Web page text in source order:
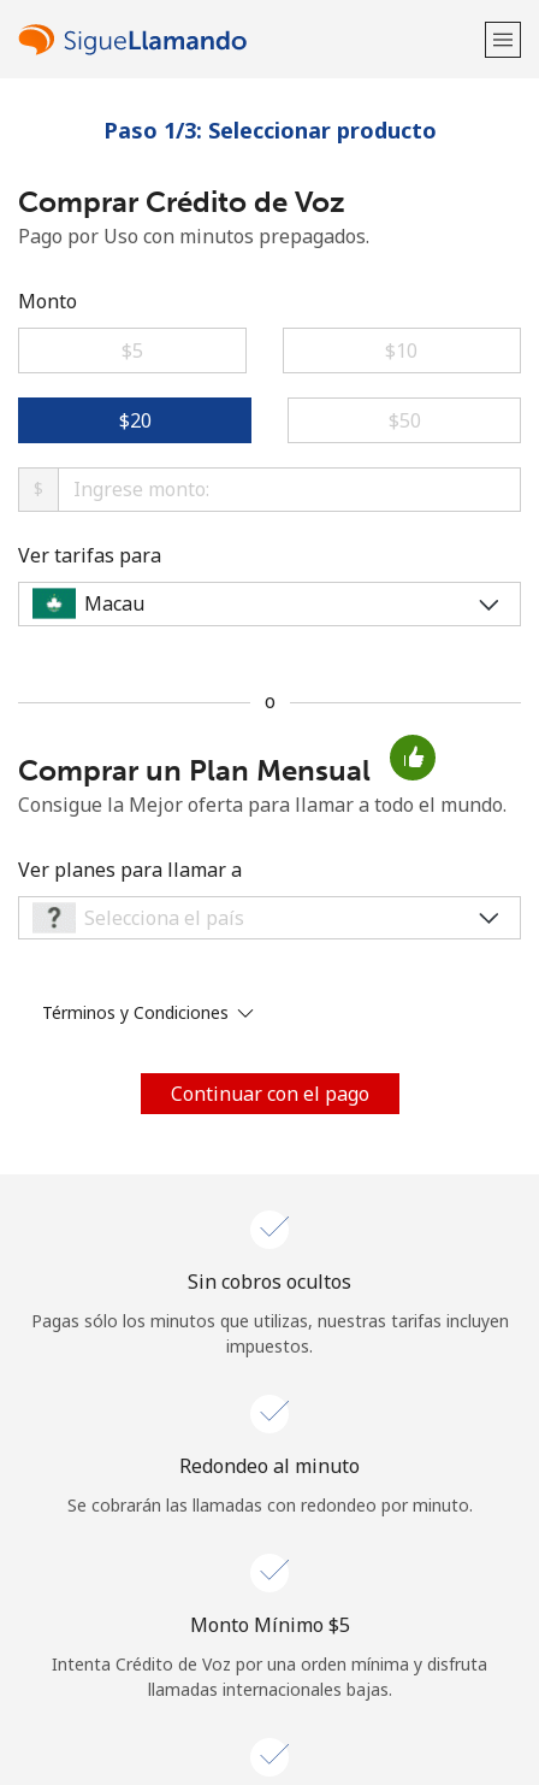
¡Bienvenido!
¿Ya tienes una cuenta?Inicia sesión →
No se ha creado una contraseña
Mínimo 8 caracteres
Una letra mayúscula y una minúscula
Un número
Al abrir una cuenta en este sitio web, estoy de acuerdo con
¡Hola!
REGÍSTRATE →
Paso 1/3: Seleccionar producto
Comprar Crédito de Voz
Pago por Uso con minutos prepagados.
Monto
⁦$5⁩
⁦$10⁩
⁦$20⁩ ⁦$50⁩
$
Ver tarifas para
o
Comprar un Plan Mensual
Consigue la Mejor oferta para llamar a todo el mundo.
Ver planes para llamar a
Términos y Condiciones
Continuar con el pago
Sin cobros ocultos
Pagas sólo los minutos que utilizas, nuestras tarifas incluyen
impuestos.
Redondeo al minuto
Se cobrarán las llamadas con redondeo por minuto.
Monto Mínimo ⁦$5⁩
Intenta Crédito de Voz por una orden mínima y disfruta
llamadas internacionales bajas.